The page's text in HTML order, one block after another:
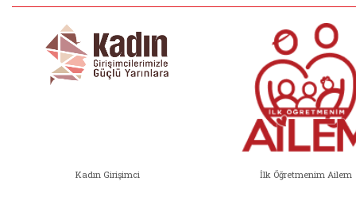
Kadın Girişimci İlk Öğretmenim Ailem